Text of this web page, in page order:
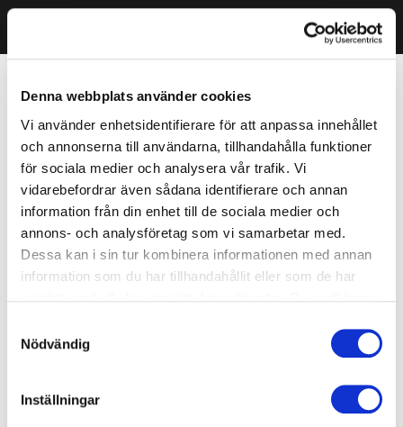
Denna webbplats använder cookies
Vi använder enhetsidentifierare för att anpassa innehållet
och annonserna till användarna, tillhandahålla funktioner
för sociala medier och analysera vår trafik. Vi
vidarebefordrar även sådana identifierare och annan
information från din enhet till de sociala medier och
annons- och analysföretag som vi samarbetar med.
Dessa kan i sin tur kombinera informationen med annan
information som du har tillhandahållit eller som de har
Nödvändig
Inställningar